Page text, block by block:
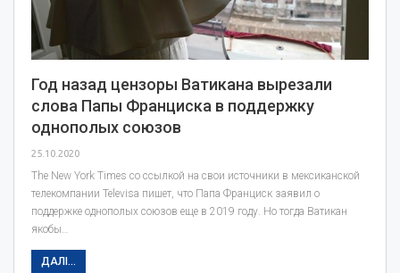
Год назад цензоры Ватикана вырезали
слова Папы Франциска в поддержку
однополых союзов
25.10.2020
The New York Times со ссылкой на свои источники в мексиканской
телекомпании Televisa пишет, что Папа Франциск заявил о
поддержке однополых союзов еще в 2019 году. Но тогда Ватикан
якобы…
ДАЛІ...